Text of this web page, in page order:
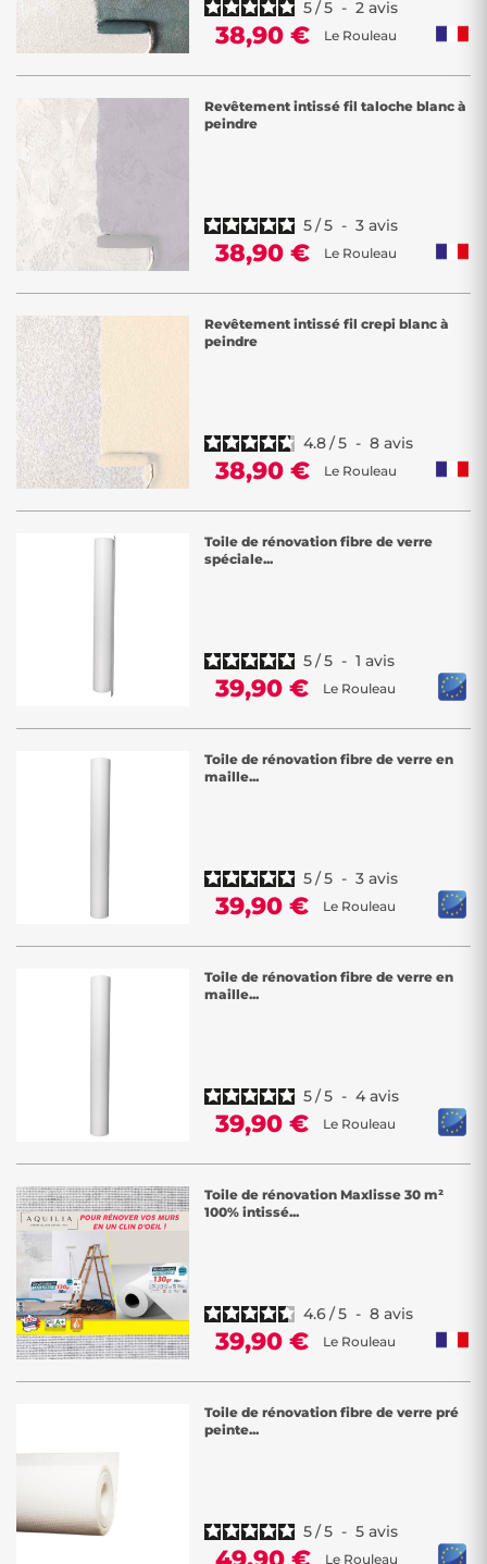
5/5 - 2 avis
38,90 € Le Rouleau
Revêtement intissé fil taloche blanc à
peindre
5/5 - 3 avis
38,90 € Le Rouleau
Revêtement intissé fil crepi blanc à
peindre
4.8/5 - 8 avis
38,90 € Le Rouleau
Toile de rénovation fibre de verre
spéciale...
5/5 - 1 avis
39,90 € Le Rouleau
Toile de rénovation fibre de verre en
maille...
5/5 - 3 avis
39,90 € Le Rouleau
Toile de rénovation fibre de verre en
maille...
5/5 - 4 avis
39,90 € Le Rouleau
Toile de rénovation Maxlisse 30 m²
100% intissé...
4.6/5 - 8 avis
39,90 € Le Rouleau
Toile de rénovation fibre de verre pré
peinte...
5/5 - 5 avis
Le Rouleau